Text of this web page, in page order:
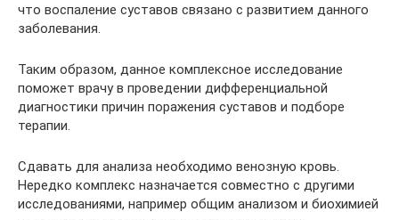
что воспаление суставов связано с развитием данного
заболевания.
Таким образом, данное комплексное исследование
поможет врачу в проведении дифференциальной
диагностики причин поражения суставов и подборе
терапии.
Сдавать для анализа необходимо венозную кровь.
Нередко комплекс назначается совместно с другими
исследованиями, например общим анализом и биохимией